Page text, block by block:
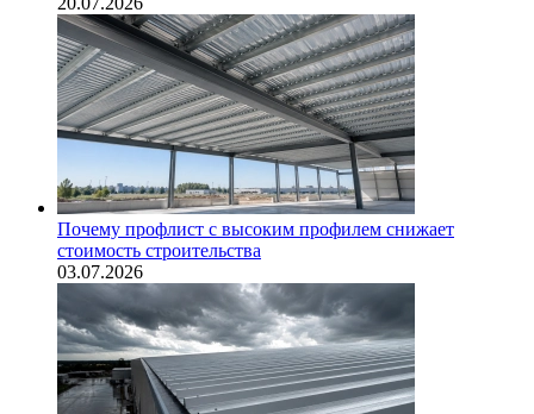
Почему профлист с высоким профилем снижает
стоимость строительства
03.07.2026